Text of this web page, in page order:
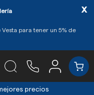
para tener un 5% de
x
precios